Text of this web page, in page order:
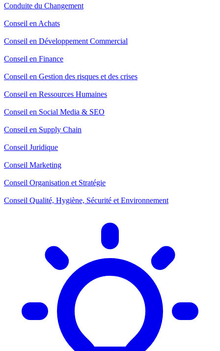
Conduite du Changement
Conseil en Achats
Conseil en Développement Commercial
Conseil en Finance
Conseil en Gestion des risques et des crises
Conseil en Ressources Humaines
Conseil en Social Media & SEO
Conseil en Supply Chain
Conseil Juridique
Conseil Marketing
Conseil Organisation et Stratégie
Conseil Qualité, Hygiène, Sécurité et Environnement